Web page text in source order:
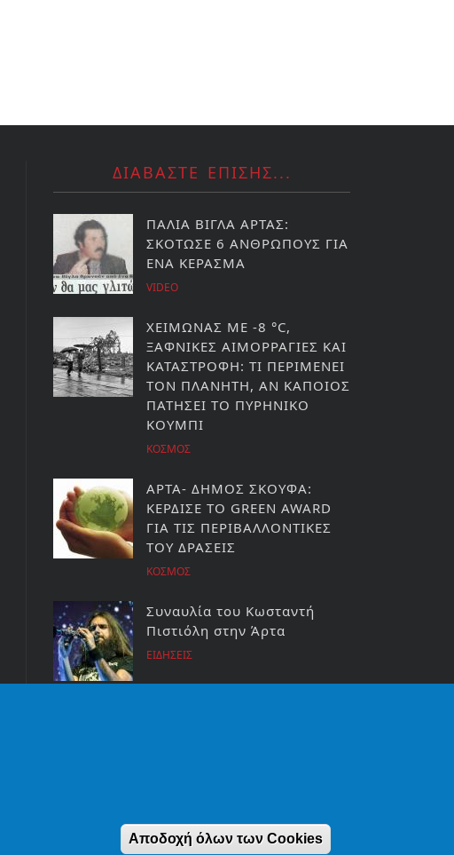
ΔΙΑΒΑΣΤΕ ΕΠΙΣΗΣ...
ΠΑΛΙΑ ΒΙΓΛΑ ΑΡΤΑΣ:
ΣΚΟΤΩΣΕ 6 ΑΝΘΡΩΠΟΥΣ ΓΙΑ
ΕΝΑ ΚΕΡΑΣΜΑ
VIDEO
ΧΕΙΜΩΝΑΣ ΜΕ -8 °C,
ΞΑΦΝΙΚΕΣ ΑΙΜΟΡΡΑΓΙΕΣ ΚΑΙ
ΚΑΤΑΣΤΡΟΦΗ: ΤΙ ΠΕΡΙΜΕΝΕΙ
ΤΟΝ ΠΛΑΝΗΤΗ, ΑΝ ΚΑΠΟΙΟΣ
ΠΑΤΗΣΕΙ ΤΟ ΠΥΡΗΝΙΚΟ
ΚΟΥΜΠΙ
ΚΟΣΜΟΣ
ΑΡΤΑ- ΔΗΜΟΣ ΣΚΟΥΦΑ:
ΚΕΡΔΙΣΕ ΤΟ GREEN AWARD
ΓΙΑ ΤΙΣ ΠΕΡΙΒΑΛΛΟΝΤΙΚΕΣ
ΤΟΥ ΔΡΑΣΕΙΣ
ΚΟΣΜΟΣ
Συναυλία του Κωσταντή
Πιστιόλη στην Άρτα
ΕΙΔΗΣΕΙΣ
© Copyright artavoice.gr | εκδόσεις ΑΛΙΚΟ. All rights reserved.
Αποδοχή όλων των Cookies